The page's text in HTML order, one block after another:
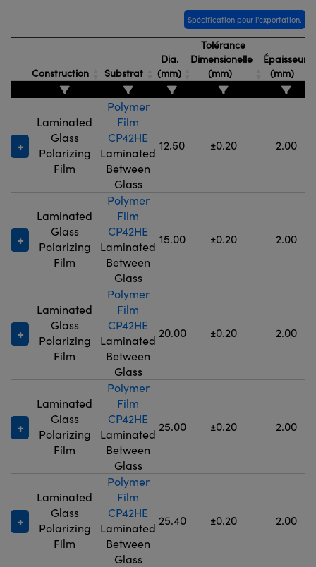
Spécification pour l'exportation.
Construction Substrat
Dia.
(mm)
Tolérance
Dimensionelle
(mm)
Épaisseur
(mm)
Laminated
Glass
Polarizing
Film
Polymer
Film
CP42HE
Laminated
Between
Glass
12.50 ±0.20 2.00
Laminated
Glass
Polarizing
Film
Polymer
Film
CP42HE
Laminated
Between
Glass
15.00 ±0.20 2.00
Laminated
Glass
Polarizing
Film
Polymer
Film
CP42HE
Laminated
Between
Glass
20.00 ±0.20 2.00
Laminated
Glass
Polarizing
Film
Polymer
Film
CP42HE
Laminated
Between
Glass
25.00 ±0.20 2.00
Laminated
Glass
Polarizing
Film
Polymer
Film
CP42HE
Laminated
Between
Glass
25.40 ±0.20 2.00